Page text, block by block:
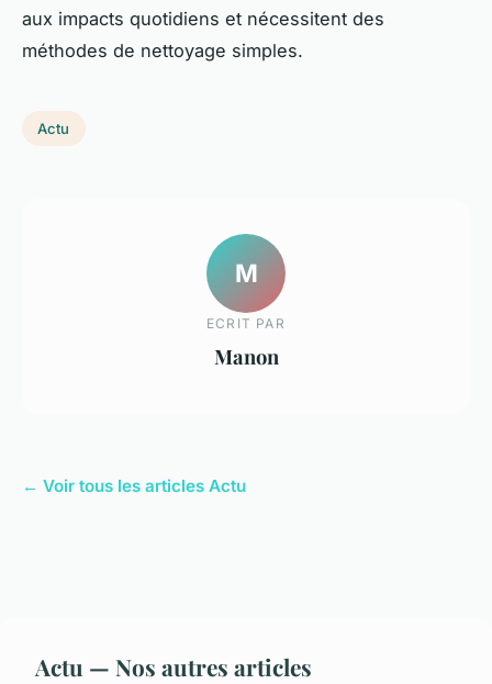
aux impacts quotidiens et nécessitent des
méthodes de nettoyage simples.
Actu
M
ECRIT PAR
Manon
← Voir tous les articles Actu
Actu — Nos autres articles